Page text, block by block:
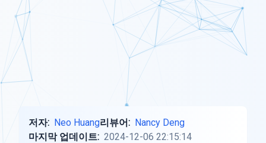
저자: Neo Huang리뷰어: Nancy Deng
마지막 업데이트: 2024-12-06 22:15:14